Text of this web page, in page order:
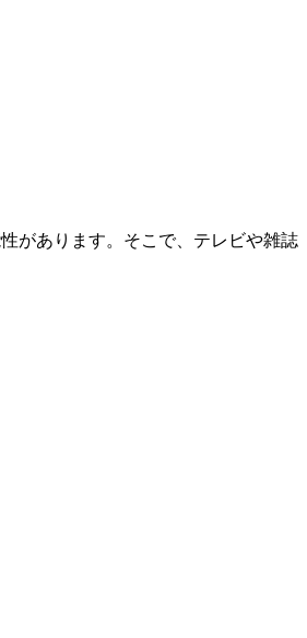
があります。そこで、テレビや雑誌